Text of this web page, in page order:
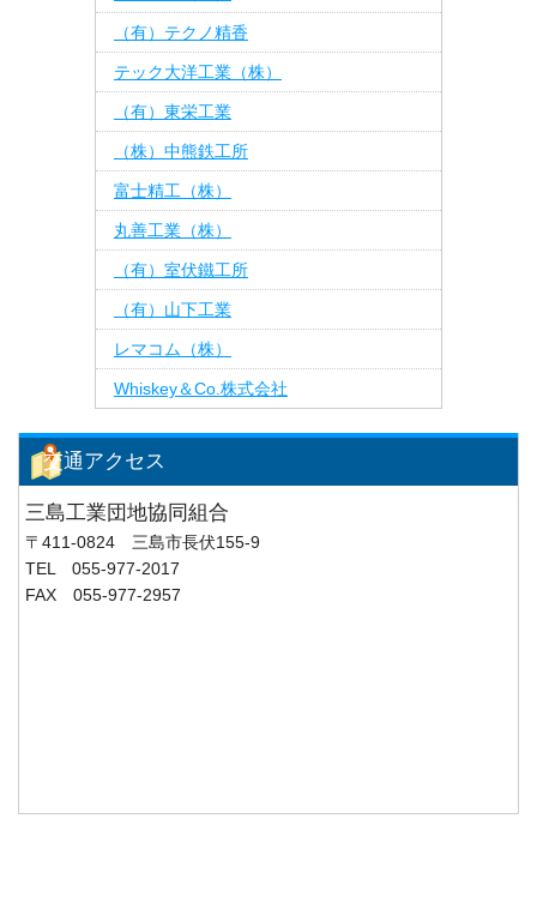
（有）テクノ精香
テック大洋工業（株）
（有）東栄工業
（株）中熊鉄工所
富士精工（株）
丸善工業（株）
（有）室伏鐵工所
（有）山下工業
レマコム（株）
Whiskey＆Co.株式会社
交通アクセス
三島工業団地協同組合
〒411-0824 三島市長伏155-9
TEL 055-977-2017
FAX 055-977-2957